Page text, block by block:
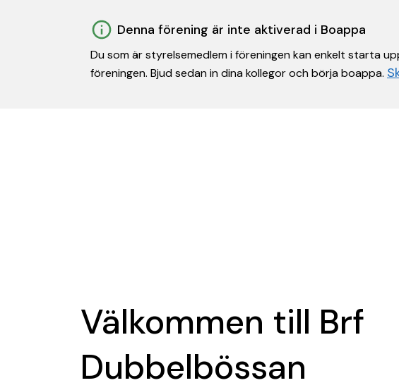
Denna förening är inte aktiverad i Boappa
Du som är styrelsemedlem i föreningen kan enkelt starta
föreningen. Bjud sedan in dina kollegor och börja boappa.
Välkommen till Brf
Dubbelbössan